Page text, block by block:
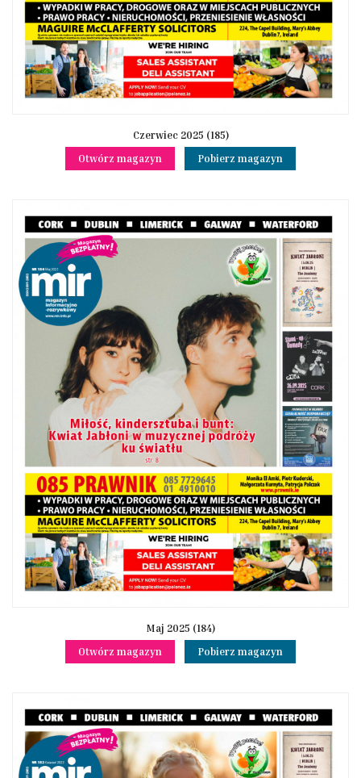
Czerwiec 2025 (185)
Otwórz magazyn
Pobierz magazyn
Maj 2025 (184)
Otwórz magazyn
Pobierz magazyn